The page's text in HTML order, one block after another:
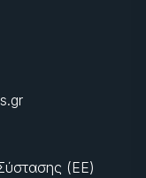
(ΕΕ)